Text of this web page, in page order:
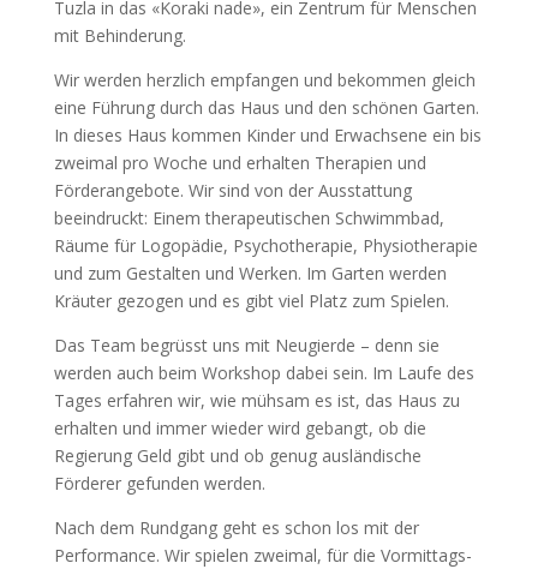
Tuzla in das «Koraki nade», ein Zentrum für Menschen
mit Behinderung.
Wir werden herzlich empfangen und bekommen gleich
eine Führung durch das Haus und den schönen Garten.
In dieses Haus kommen Kinder und Erwachsene ein bis
zweimal pro Woche und erhalten Therapien und
Förderangebote. Wir sind von der Ausstattung
beeindruckt: Einem therapeutischen Schwimmbad,
Räume für Logopädie, Psychotherapie, Physiotherapie
und zum Gestalten und Werken. Im Garten werden
Kräuter gezogen und es gibt viel Platz zum Spielen.
Das Team begrüsst uns mit Neugierde – denn sie
werden auch beim Workshop dabei sein. Im Laufe des
Tages erfahren wir, wie mühsam es ist, das Haus zu
erhalten und immer wieder wird gebangt, ob die
Regierung Geld gibt und ob genug ausländische
Förderer gefunden werden.
Nach dem Rundgang geht es schon los mit der
Performance. Wir spielen zweimal, für die Vormittags-